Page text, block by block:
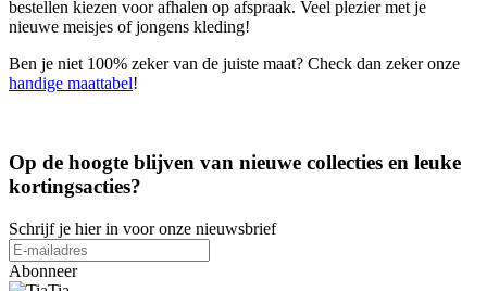
bestellen kiezen voor afhalen op afspraak. Veel plezier met je
nieuwe meisjes of jongens kleding!
Ben je niet 100% zeker van de juiste maat? Check dan zeker onze
handige maattabel!
Op de hoogte blijven van nieuwe collecties en leuke
kortingsacties?
Schrijf je hier in voor onze nieuwsbrief
Abonneer